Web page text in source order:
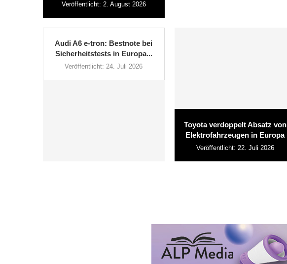
Veröffentlicht: 2. August 2026
Audi A6 e-tron: Bestnote bei
Sicherheitstests in Europa...
Veröffentlicht: 24. Juli 2026
Toyota verdoppelt Absatz von
Elektrofahrzeugen in Europa
Veröffentlicht: 22. Juli 2026